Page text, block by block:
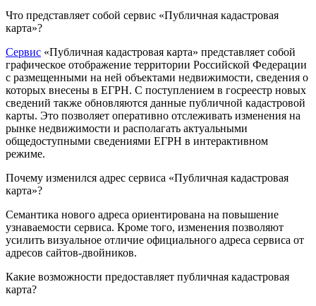
Что представляет собой сервис «Публичная кадастровая
карта»?
Сервис «Публичная кадастровая карта» представляет собой
графическое отображение территории Российской Федерации
с размещенными на ней объектами недвижимости, сведения о
которых внесены в ЕГРН. С поступлением в госреестр новых
сведений также обновляются данные публичной кадастровой
карты. Это позволяет оперативно отслеживать изменения на
рынке недвижимости и располагать актуальными
общедоступными сведениями ЕГРН в интерактивном
режиме.
Почему изменился адрес сервиса «Публичная кадастровая
карта»?
Семантика нового адреса ориентирована на повышение
узнаваемости сервиса. Кроме того, изменения позволяют
усилить визуальное отличие официального адреса сервиса от
адресов сайтов-двойников.
Какие возможности предоставляет публичная кадастровая
карта?